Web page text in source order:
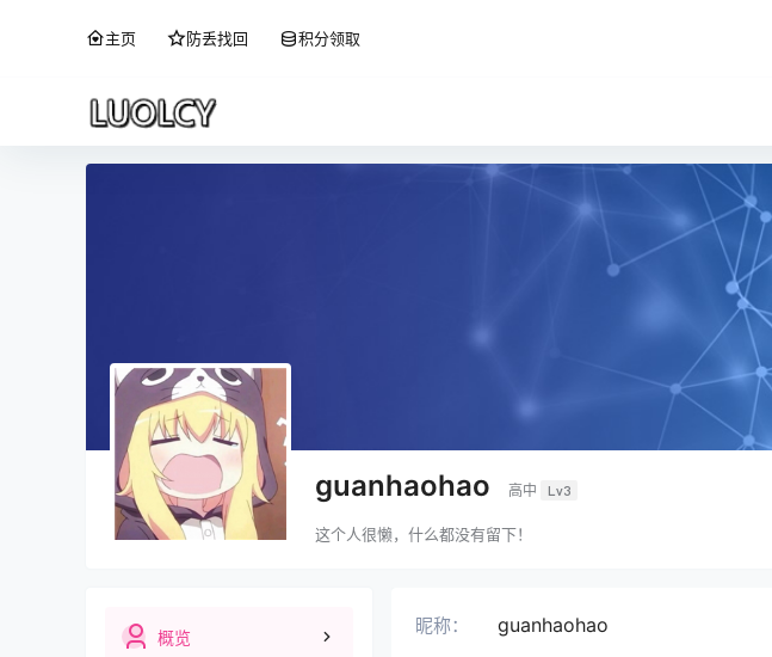
主页 防丢找回 积分领取
guanhaohao 高中 Lv3
这个人很懒，什么都没有留下！
概览 昵称： guanhaohao